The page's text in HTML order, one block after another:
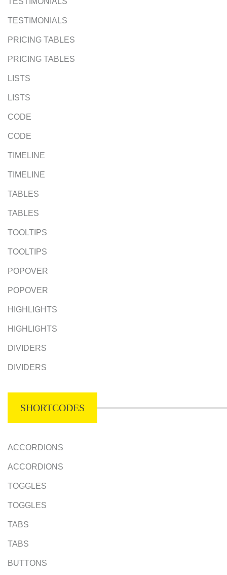
TESTIMONIALS
PRICING TABLES
PRICING TABLES
LISTS
LISTS
CODE
CODE
TIMELINE
TIMELINE
TABLES
TABLES
TOOLTIPS
TOOLTIPS
POPOVER
POPOVER
HIGHLIGHTS
HIGHLIGHTS
DIVIDERS
DIVIDERS
SHORTCODES
ACCORDIONS
ACCORDIONS
TOGGLES
TOGGLES
TABS
TABS
BUTTONS